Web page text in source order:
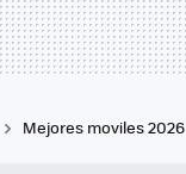
Mejores moviles 2026